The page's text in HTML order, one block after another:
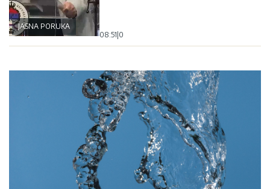
JASNA PORUKA
08:51|0